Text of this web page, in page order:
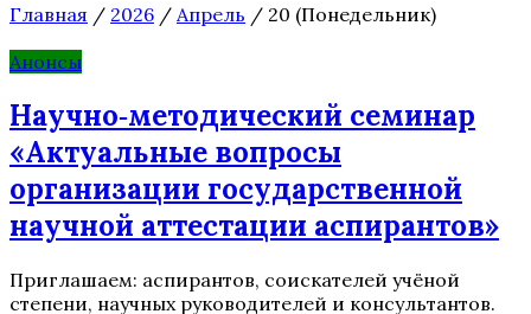
Главная / 2026 / Апрель / 20 (Понедельник)
Анонсы
Научно‑методический семинар
«Актуальные вопросы
организации государственной
научной аттестации аспирантов»
Приглашаем: аспирантов, соискателей учёной
степени, научных руководителей и консультантов.